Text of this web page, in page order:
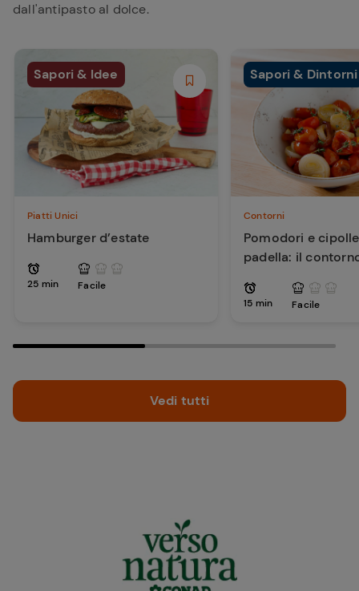
dall'antipasto al dolce.
Sapori & Idee
Piatti Unici
Hamburger d’estate
25 min Facile
Sapori & Dintorni
Contorni
Pomodori e
padella: il
15 min Facile
Vedi tutti